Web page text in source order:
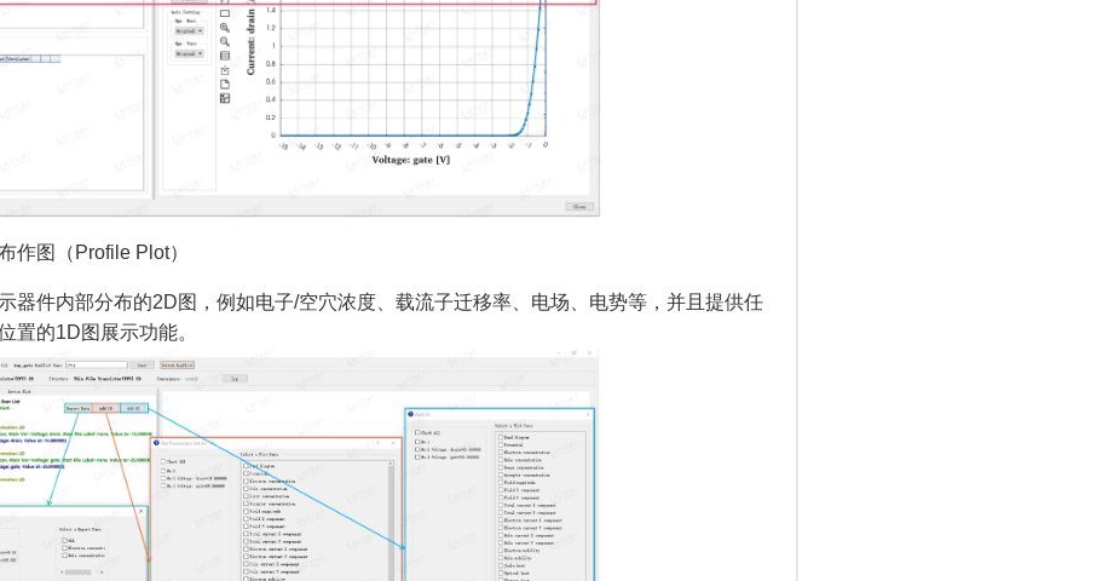
作图（Profile Plot）
器件内部分布的2D图，例如电子/空穴浓度、载流子迁移率、电场、电势等，并且提供任
置的1D图展示功能。